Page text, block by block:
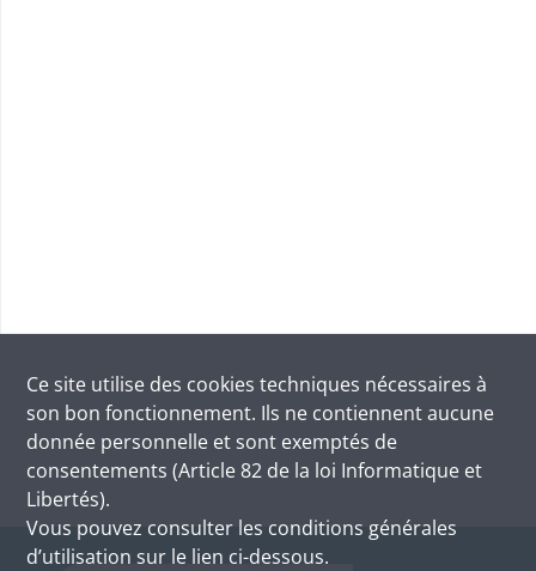
Ce site utilise des cookies techniques nécessaires à
son bon fonctionnement. Ils ne contiennent aucune
donnée personnelle et sont exemptés de
consentements (Article 82 de la loi Informatique et
Libertés).
Vous pouvez consulter les conditions générales
d’utilisation sur le lien ci-dessous.